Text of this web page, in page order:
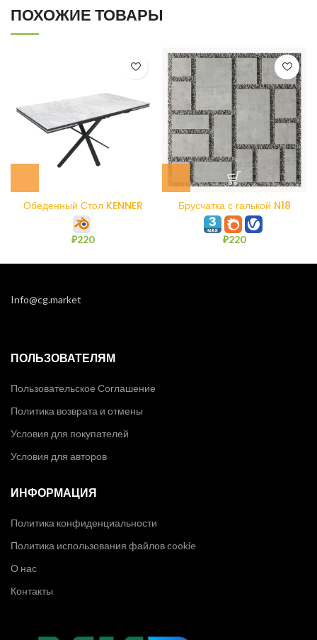
ПОХОЖИЕ ТОВАРЫ
Обеденный Стол KENNER
ME1600
₽220
Брусчатка с галькой N18
₽220
Info@cg.market
ПОЛЬЗОВАТЕЛЯМ
Пользовательское Соглашение
Политика возврата и отмены
Условия для покупателей
Условия для авторов
ИНФОРМАЦИЯ
Политика конфиденциальности
Политика использования файлов cookie
О нас
Контакты